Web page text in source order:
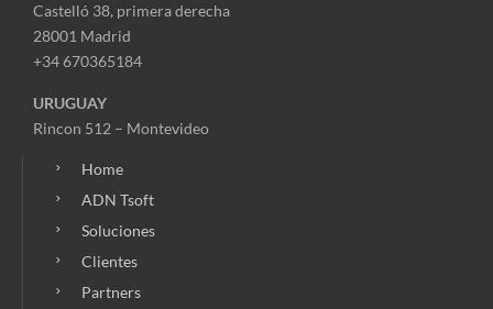
Castelló 38, primera derecha
28001 Madrid
+34 670365184
URUGUAY
Rincon 512 – Montevideo
Home
ADN Tsoft
Soluciones
Clientes
Partners